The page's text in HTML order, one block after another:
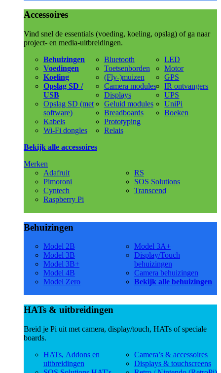
Accessoires
Vind snel de essentials (voeding, koeling, opslag) of ga naar
project- en media-uitbreidingen.
Behuizingen
Voedingen
Koeling
Opslag SD /
USB
Opslag SD (met
software)
Kabels
Wi-Fi dongles
Bluetooth
Toetsenborden
(Fly-)muizen
Camera modules
Displays
Geluid modules
Breadboards
Prototyping
Relais
LED
Motor
GPS
IR ontvangers
UPS
UniPi
Boeken
Bekijk alle accessoires
Merken
Adafruit
Pimoroni
Cyntech
Raspberry Pi
RS
SOS Solutions
Transcend
Behuizingen
Model 2B
Model 3B
Model 3B+
Model 4B
Model Zero
Model 3A+
Display/Touch
behuizingen
Camera behuizingen
Bekijk alle behuizingen
HATs & uitbreidingen
Breid je Pi uit met camera, display/touch, HATs of speciale
boards.
HATs, Addons en
uitbreidingen
Camera’s & accessoires
Displays & touchscreens